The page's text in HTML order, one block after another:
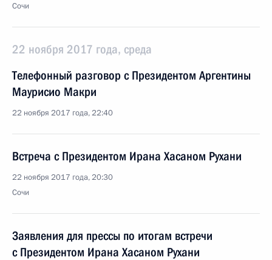
Сочи
22 ноября 2017 года, среда
Телефонный разговор с Президентом Аргентины
Маурисио Макри
22 ноября 2017 года, 22:40
Встреча с Президентом Ирана Хасаном Рухани
22 ноября 2017 года, 20:30
Сочи
Заявления для прессы по итогам встречи
с Президентом Ирана Хасаном Рухани